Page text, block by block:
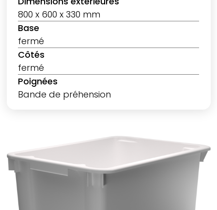
800 x 600 x 330 mm
Base
fermé
Côtés
fermé
Poignées
Bande de préhension